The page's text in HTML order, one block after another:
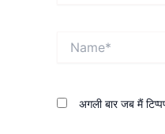
अगली बार जब मैं